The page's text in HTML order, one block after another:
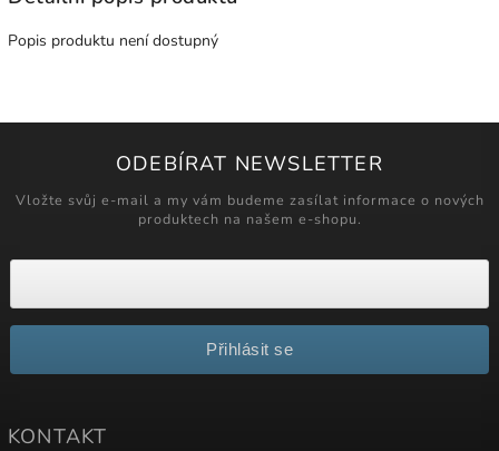
Popis produktu není dostupný
ODEBÍRAT NEWSLETTER
Vložte svůj e-mail a my vám budeme zasílat informace o nových
produktech na našem e-shopu.
Přihlásit se
KONTAKT